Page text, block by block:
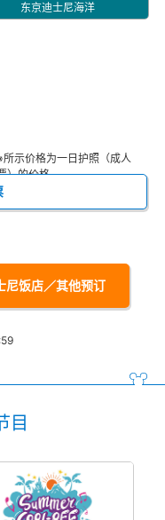
东京迪士尼海洋
所示价格为一日护照（成人
）的价格。
尼饭店／其他预订
目